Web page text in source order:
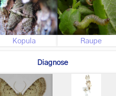
Kopula Raupe
Diagnose